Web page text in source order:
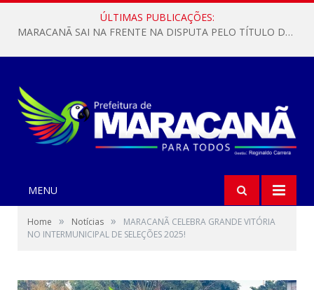
ÚLTIMAS PUBLICAÇÕES:
MARACANÃ SAI NA FRENTE NA DISPUTA PELO TÍTULO DA COPA PARÁ SUB-17!
MENU
Home » Notícias »
MARACANÃ CELEBRA GRANDE VITÓRIA
NO INTERMUNICIPAL DE SELEÇÕES 2025!